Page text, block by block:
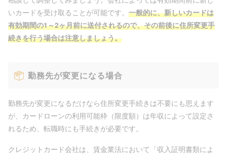
いカードを受け取ることが可能です。 一般的に、新しいカードは
有効期間の1～2ヶ月前に送付されるので、その前後に住所変更手
続きを行う場合は注意しましょう。
勤務先が変更になる場合
勤務先が変更になるだけなら住所変更手続きは不要にも思えます
が、カードローンの利用可能枠（限度額）は年収によって設定さ
れるため、転職時にも手続きが必要です。
クレジットカード会社は、賃金業法において「収入証明書類によ